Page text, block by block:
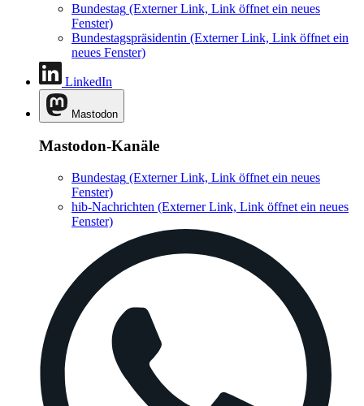
Bundestag (Externer Link, Link öffnet ein neues
Fenster)
Bundestagspräsidentin (Externer Link, Link öffnet ein
neues Fenster)
LinkedIn
Mastodon
Mastodon-Kanäle
Bundestag (Externer Link, Link öffnet ein neues
Fenster)
hib-Nachrichten (Externer Link, Link öffnet ein neues
Fenster)